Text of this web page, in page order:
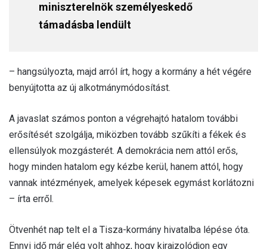
miniszterelnök személyeskedő
támadásba lendült
– hangsúlyozta, majd arról írt, hogy a kormány a hét végére
benyújtotta az új alkotmánymódosítást.
A javaslat számos ponton a végrehajtó hatalom további
erősítését szolgálja, miközben tovább szűkíti a fékek és
ellensúlyok mozgásterét. A demokrácia nem attól erős,
hogy minden hatalom egy kézbe kerül, hanem attól, hogy
vannak intézmények, amelyek képesek egymást korlátozni
– írta erről.
Ötvenhét nap telt el a Tisza-kormány hivatalba lépése óta.
Ennyi idő már elég volt ahhoz, hogy kirajzolódjon egy